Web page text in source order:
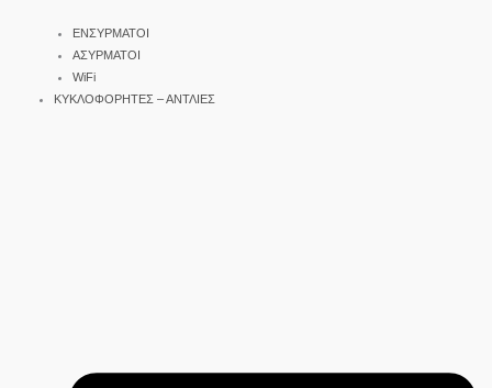
ΕΝΣΥΡΜΑΤΟΙ
ΑΣΥΡΜΑΤΟΙ
WiFi
ΚΥΚΛΟΦΟΡΗΤΕΣ – ΑΝΤΛΙΕΣ